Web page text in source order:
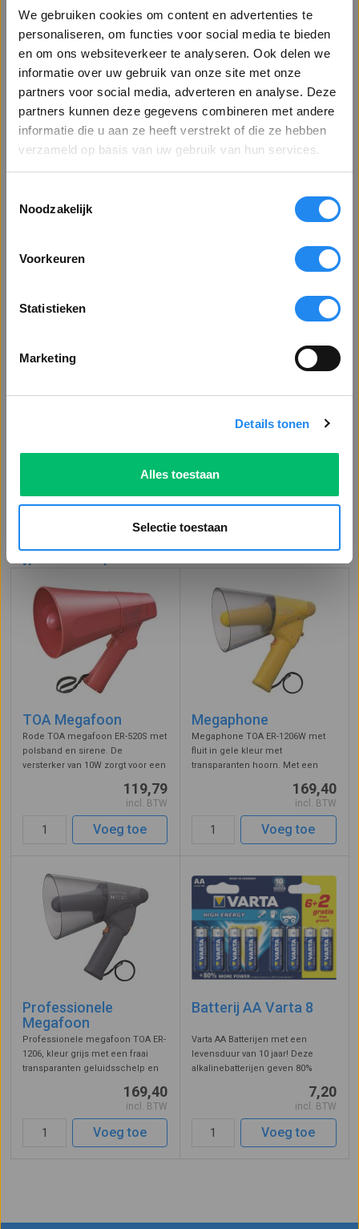
We gebruiken cookies om content en advertenties te
personaliseren, om functies voor social media te bieden
en om ons websiteverkeer te analyseren. Ook delen we
informatie over uw gebruik van onze site met onze
partners voor social media, adverteren en analyse. Deze
partners kunnen deze gegevens combineren met andere
informatie die u aan ze heeft verstrekt of die ze hebben
verzameld op basis van uw gebruik van hun services.
Noodzakelijk
Voorkeuren
Statistieken
Marketing
Details tonen
Alles toestaan
Selectie toestaan
geactiveerd. Het volume kan traploos harder of zachter worden
gezet. De megafoon wordt gevoed door 6 AA batterijen, de
sirene werkt hier ongeveer 20 minuten op. Gebruikt u het signaal
als noodsignaal adviseren wij deTOA ER-1215S, het geluid van
deze sirene is uitgevoerd als een soort ontruimingsalarm.
Lees meer
Megafoon met Sirene
Artikelnr. 167
140,- excl. BTW
Offerte aanvragen
Bel: 0113 - 228 802
of
Bijpassende producten
TOA Megafoon
Rode TOA megafoon ER-520S met
polsband en sirene. De
versterker van 10W zorgt voor een
sirene heeft een reikwijdte van
afmetingen en weegt slechts 695
gram. Word ...
119,79
incl. BTW
Voeg toe
Megaphone
Megaphone TOA ER-1206W met
fluit in gele kleur met
transparanten hoorn. Met een
megafoon een stemversterking
tot 250 meter, de fluit heeft een
reikwijdte tot 315 meter. IPX5
spatwaterdi ...
169,40
incl. BTW
Voeg toe
Professionele
Megafoon
Professionele megafoon TOA ER-
1206, kleur grijs met een fraai
transparanten geluidsschelp en
omvang en een bereik van 250
meter. Werkt op 6 AA 1,5V
batterijen, hierdoor blijft het een
169,40
incl. BTW
Voeg toe
Batterij AA Varta 8
Varta AA Batterijen met een
levensduur van 10 jaar! Deze
alkalinebatterijen geven 80%
7,20
incl. BTW
Voeg toe
Welkom op Betervoorbereid.nl!
Bent u een zakelijke of particuliere klant?